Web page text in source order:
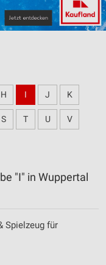
H I J K
S T U V
"I" in Wuppertal
Spielzeug für